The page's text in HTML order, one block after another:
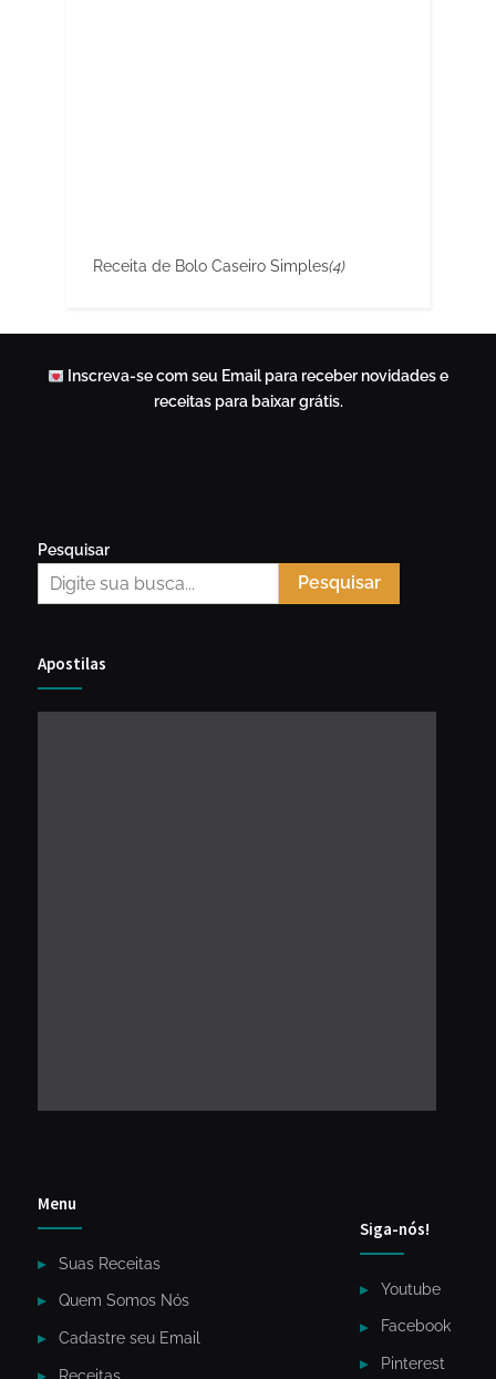
Receita de Bolo Caseiro Simples(4)
Inscreva-se com seu Email para receber novidades e
receitas para baixar grátis.
Pesquisar
Pesquisar
Apostilas
Menu
Suas Receitas
Quem Somos Nós
Cadastre seu Email
Siga-nós!
Youtube
Facebook
Pinterest